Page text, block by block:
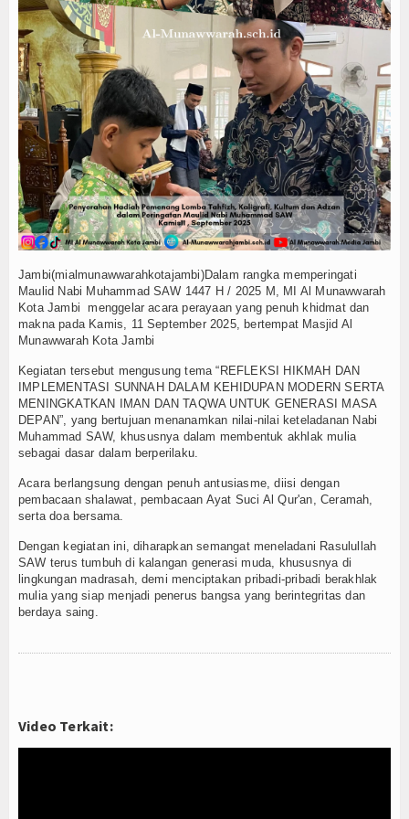
MATAMUDA Berakhir, 120 Murid Baru Resmi Jadi
Memanfaatkan Waktu Liburan dengan Kegiatan
Wisuda Tahfidz Angkatan V dan Tasyakuran Milad
Malam 1 Muharram di Masjid Al Munawwarah:
MI Al Munawwarah bersinergi dalam program
Wisuda Tahfizh dan Pelepasan Siswa Kelas 6
Workshop Implementasi KBC Guru MI Al
MI dan MTs Al Munawwarah Meriahkan Pawai MTQ
Jambi(mialmunawwarahkotajambi)Dalam rangka memperingati
Maulid Nabi Muhammad SAW 1447 H / 2025 M, MI Al Munawwarah
Kota Jambi menggelar acara perayaan yang penuh khidmat dan
makna pada Kamis, 11 September 2025, bertempat Masjid Al
Munawwarah Kota Jambi
Kegiatan tersebut mengusung tema “REFLEKSI HIKMAH DAN
IMPLEMENTASI SUNNAH DALAM KEHIDUPAN MODERN SERTA
MENINGKATKAN IMAN DAN TAQWA UNTUK GENERASI MASA
DEPAN”, yang bertujuan menanamkan nilai-nilai keteladanan Nabi
Muhammad SAW, khususnya dalam membentuk akhlak mulia
sebagai dasar dalam berperilaku.
Acara berlangsung dengan penuh antusiasme, diisi dengan
pembacaan shalawat, pembacaan Ayat Suci Al Qur'an, Ceramah,
serta doa bersama.
Dengan kegiatan ini, diharapkan semangat meneladani Rasulullah
SAW terus tumbuh di kalangan generasi muda, khususnya di
lingkungan madrasah, demi menciptakan pribadi-pribadi berakhlak
mulia yang siap menjadi penerus bangsa yang berintegritas dan
berdaya saing.
Video Terkait: